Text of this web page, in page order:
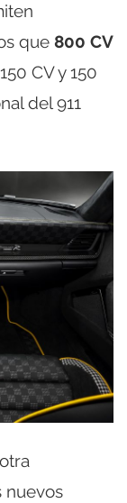
que 800 CV
CV y 150
del 911
nuevos